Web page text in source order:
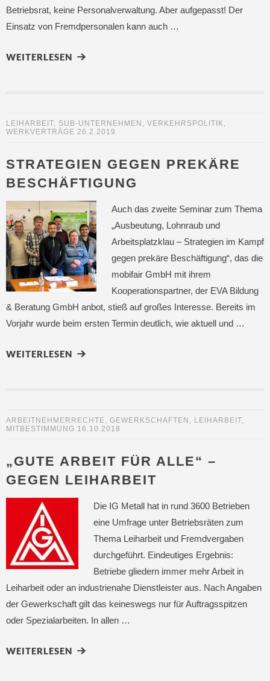
Betriebsrat, keine Personalverwaltung. Aber aufgepasst! Der
Einsatz von Fremdpersonalen kann auch …
WEITERLESEN
LEIHARBEIT, SUB-UNTERNEHMEN , VERKEHRSPOLITIK,
WERKVERTRÄGE 26.2.2019
STRATEGIEN GEGEN PREKÄRE
BESCHÄFTIGUNG
Auch das zweite Seminar zum Thema
„Ausbeutung, Lohnraub und
Arbeitsplatzklau – Strategien im Kampf
gegen prekäre Beschäftigung“, das die
mobifair GmbH mit ihrem
Kooperationspartner, der EVA Bildung
& Beratung GmbH anbot, stieß auf großes Interesse. Bereits im
Vorjahr wurde beim ersten Termin deutlich, wie aktuell und …
WEITERLESEN
ARBEITNEHMERRECHTE, GEWERKSCHAFTEN , LEIHARBEIT,
MITBESTIMMUNG 16.10.2018
„GUTE ARBEIT FÜR ALLE“ –
GEGEN LEIHARBEIT
Die IG Metall hat in rund 3600 Betrieben
eine Umfrage unter Betriebsräten zum
Thema Leiharbeit und Fremdvergaben
durchgeführt. Eindeutiges Ergebnis:
Betriebe gliedern immer mehr Arbeit in
Leiharbeit oder an industrienahe Dienstleister aus. Nach Angaben
der Gewerkschaft gilt das keineswegs nur für Auftragsspitzen
oder Spezialarbeiten. In allen …
WEITERLESEN